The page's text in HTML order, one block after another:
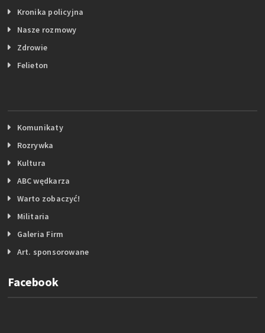
Kronika policyjna
Nasze rozmowy
Zdrowie
Felieton
Komunikaty
Rozrywka
Kultura
ABC wędkarza
Warto zobaczyć!
Militaria
Galeria Firm
Art. sponsorowane
Facebook